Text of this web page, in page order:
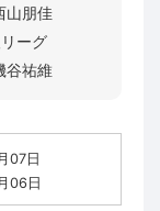
山朋佳
ーグ
谷祐維
07日
06日